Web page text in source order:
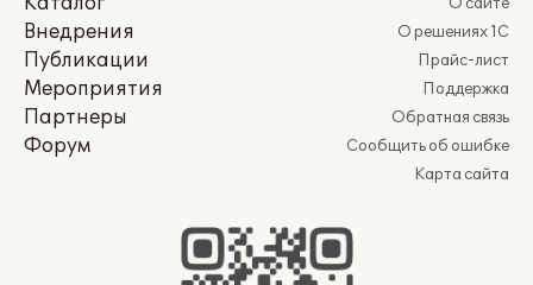
Внедрения
Публикации
Мероприятия
Партнеры
Форум
О решениях 1С
Прайс-лист
Поддержка
Обратная связь
Сообщить об ошибке
Карта сайта